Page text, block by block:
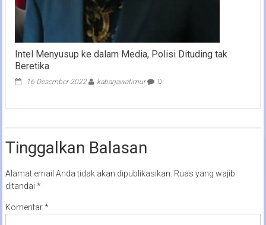
Intel Menyusup ke dalam Media, Polisi Dituding tak
Beretika
16 Desember 2022 kabarjawatimur 0
Tinggalkan Balasan
Alamat email Anda tidak akan dipublikasikan. Ruas yang wajib
ditandai *
Komentar*